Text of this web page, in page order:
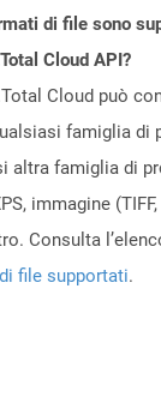
di file sono
Cloud API?
Cloud può
famiglia di
altra famiglia di
immagine
Consulta
file supportati.